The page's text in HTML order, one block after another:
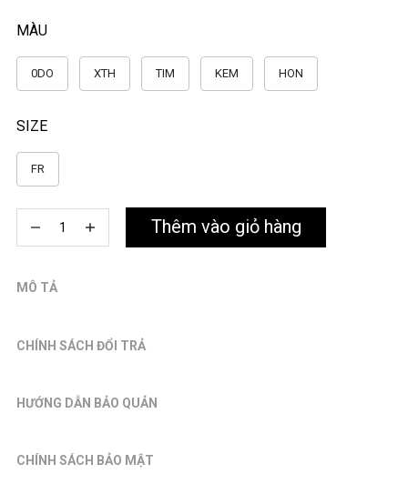
CHÍNH SÁCH BẢO MẬT
MÀU
0DO XTH TIM KEM HON
SIZE
FR
Thêm vào giỏ hàng
MÔ TẢ
CHÍNH SÁCH ĐỔI TRẢ
HƯỚNG DẪN BẢO QUẢN